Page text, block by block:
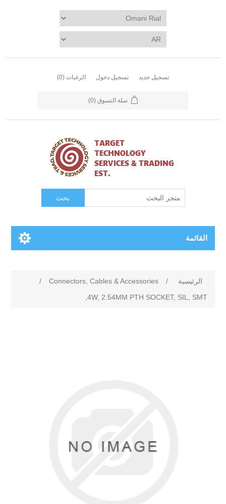
تسجيل جديد تسجيل دخول الرغبات (0)
سلة التسوق (0)
بحث
القائمة
الرئيسية /
Connectors, Cables & Accessories
/
4W, 2.54MM PTH SOCKET, SIL, SMT,